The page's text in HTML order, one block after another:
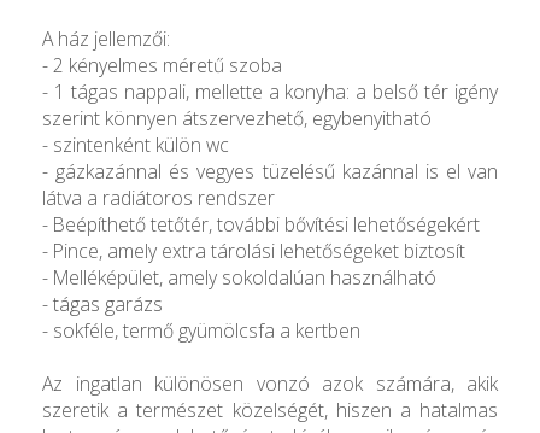
A ház jellemzői:
- 2 kényelmes méretű szoba
- 1 tágas nappali, mellette a konyha: a belső tér igény
szerint könnyen átszervezhető, egybenyitható
- szintenként külön wc
- gázkazánnal és vegyes tüzelésű kazánnal is el van
látva a radiátoros rendszer
- Beépíthető tetőtér, további bővítési lehetőségekért
- Pince, amely extra tárolási lehetőségeket biztosít
- Melléképület, amely sokoldalúan használható
- tágas garázs
- sokféle, termő gyümölcsfa a kertben
Az ingatlan különösen vonzó azok számára, akik
szeretik a természet közelségét, hiszen a hatalmas